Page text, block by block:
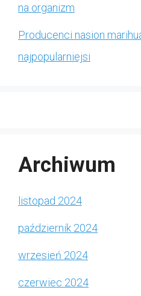
na organizm
Producenci nasion
najpopularniejsi
Archiwum
listopad 2024
październik 2024
wrzesień 2024
czerwiec 2024